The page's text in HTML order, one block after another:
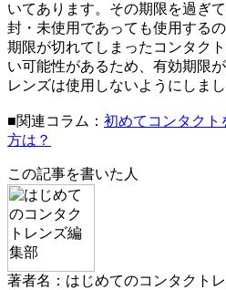
いてあります。その期限を過ぎ
封・未使用であっても使用する
期限が切れてしまったコンタク
い可能性があるため、有効期限
レンズは使用しないようにしまし
■関連コラム： 初めてコンタクト
方は？
この記事を書いた人
著者名：はじめてのコンタクト